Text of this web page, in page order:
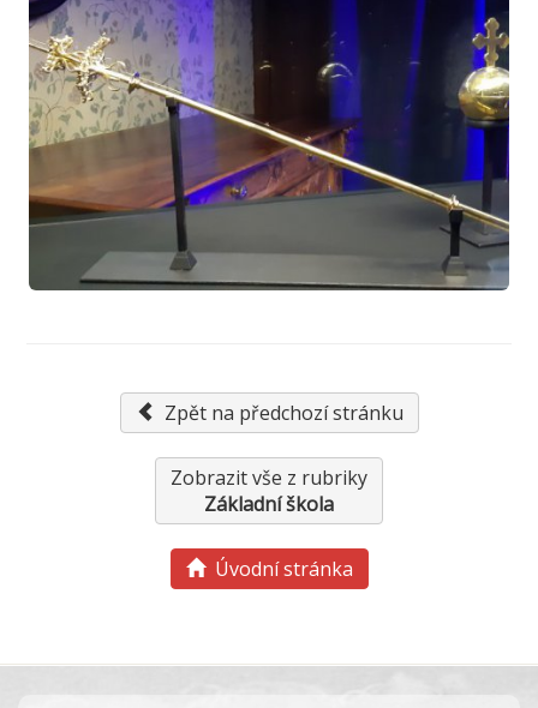
Zpět na předchozí stránku
Zobrazit vše z rubriky
Základní škola
Úvodní stránka